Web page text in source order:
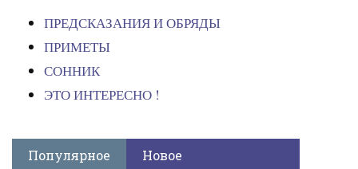
ПРЕДСКАЗАНИЯ И ОБРЯДЫ
ПРИМЕТЫ
СОННИК
ЭТО ИНТЕРЕСНО !
Популярное Новое